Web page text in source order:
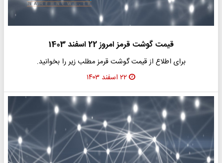
قیمت گوشت قرمز امروز 22 اسفند 1403
برای اطلاع از قیمت گوشت قرمز مطلب زیر را بخوانید.
۲۲ اسفند ۱۴۰۳